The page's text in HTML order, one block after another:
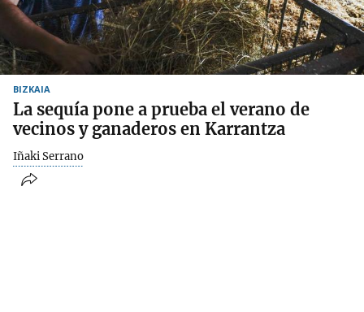
BIZKAIA
La sequía pone a prueba el verano de
vecinos y ganaderos en Karrantza
Iñaki Serrano